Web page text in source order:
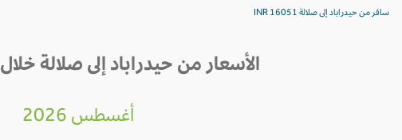
سافر من حيدراباد إلى صلالة INR 16051
الأسعار من حيدراباد إلى صلالة خلال 30 يوم القادمة
أغسطس 2026